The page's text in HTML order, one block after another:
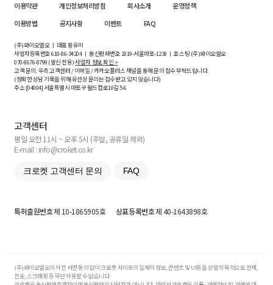
이용약관 개인정보처리방침 회사소개
운영정책
이용방법
공지사항 이벤트 FAQ
(주)와이오엘오 ㅣ 대표 황유미
사업자등록번호610-86-34204ㅣ 통신판매번호 2019-서울마포-1239 ㅣ 호스팅 (주)와이오엘오
070-8676-8799 (발신 전용)사업자 정보 확인 >
고객 문의: 우측 고객센터 / 이메일 / 카카오플러스 채널을 통해 문의 접수 부탁드립니다.
(정확한 상담 기록을 위해 유선상 문의는 접수받고 있지 않습니다)
주소 [04004] 서울특별시 마포구 월드컵로10길5-6
고객센터
평일 오전 11시 ~ 오후 5시 (주말, 공휴일 제외)
E-mail : info@croket.co.kr
크로켓 고객센터 문의 FAQ
특허출원번호제 10-1865905호 상표등록번호제 40-1643898호
(주)와이오엘오의 사전 서면 동의 없이 크로켓 사이트의 일체의 정보, 콘텐츠 및 UI등을 상업적 목적으로 전재,
전송, 스크래핑 등 무단 사용할 수 없습니다.